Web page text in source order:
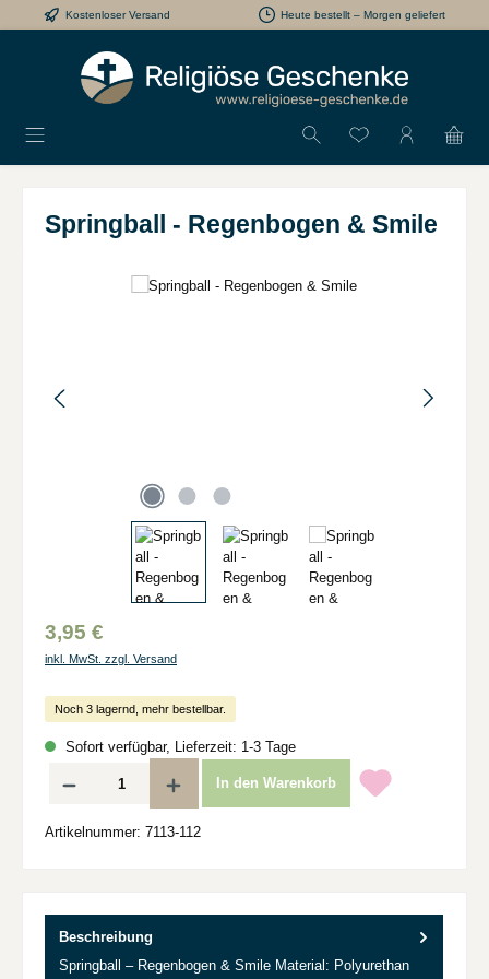
Zum Hauptinhalt springen
Kostenloser Versand Heute bestellt – Morgen geliefert
Du hast 0
Springball - Regenbogen & Smile
Bildergalerie überspringen
3,95 €
inkl. MwSt. zzgl. Versand
Noch 3 lagernd, mehr bestellbar.
Sofort verfügbar, Lieferzeit: 1-3 Tage
Produkt Anzahl: Gib den gewünschten Wert ein oder benutze die Schaltflächen
In den Warenkorb
Artikelnummer: 7113-112
Beschreibung
Springball – Regenbogen & Smile Material: Polyurethan